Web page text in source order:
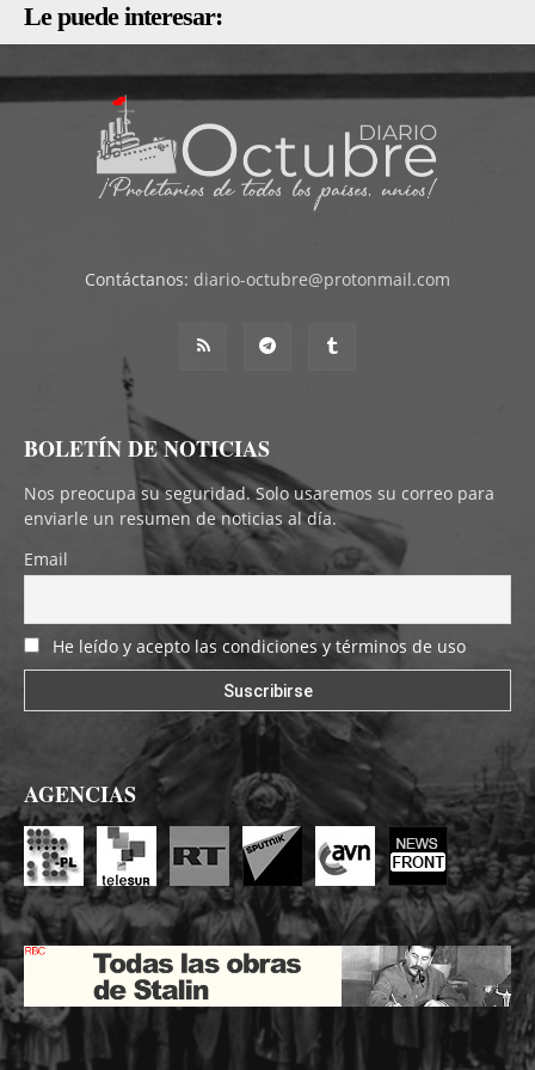
Le puede interesar:
Contáctanos: diario-octubre@protonmail.com
BOLETÍN DE NOTICIAS
Nos preocupa su seguridad. Solo usaremos su correo para
enviarle un resumen de noticias al día.
Email
He leído y acepto las condiciones y términos de uso
AGENCIAS